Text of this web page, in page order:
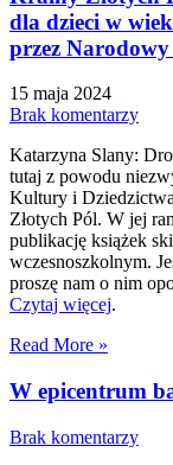
dla dzieci w
przez
15 maja 2024
Brak komentarzy
Katarzyna Slany:
tutaj z powodu
Kultury i
Złotych Pól. W jej
publikację książek
wczesnoszkolnym.
proszę nam o nim
Czytaj więcej.
Read More »
W epicentrum
Brak komentarzy